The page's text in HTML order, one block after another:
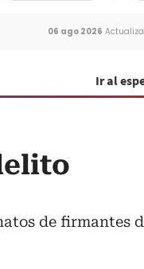
06 ago 2026
Ir al
de firmantes